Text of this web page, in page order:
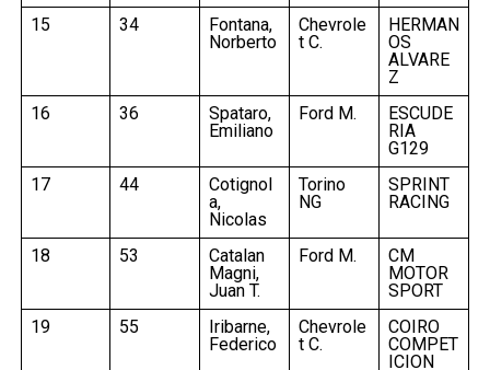
15
34
Fontana,
Norberto
Chevrole
t C.
HERMAN
OS
ALVARE
Z
16
36
Spataro,
Emiliano
Ford M.
ESCUDE
RIA
G129
17
44
Cotignol
a,
Nicolas
Torino
NG
SPRINT
RACING
18 53
Catalan
Magni,
Juan T.
Ford M.
CM
MOTOR
SPORT
19
55
Iribarne,
Federico
Chevrole
t C.
COIRO
COMPET
ICION